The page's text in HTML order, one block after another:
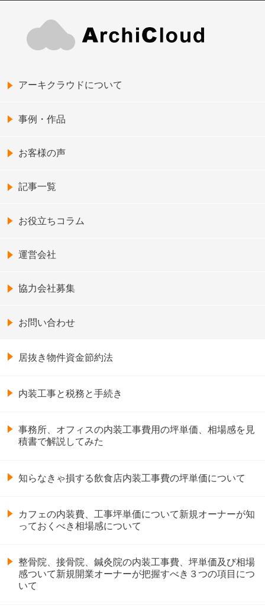
アーキクラウドについて
事例・作品
お客様の声
記事一覧
お役立ちコラム
運営会社
協力会社募集
お問い合わせ
居抜き物件資金節約法
内装工事と税務と手続き
事務所、オフィスの内装工事費用の坪単価、相場感を見
積書で解説してみた
知らなきゃ損する飲食店内装工事費の坪単価について
カフェの内装費、工事坪単価について新規オーナーが知
っておくべき相場感について
整骨院、接骨院、鍼灸院の内装工事費、坪単価及び相場
感ついて新規開業オーナーが把握すべき３つの項目につ
いて